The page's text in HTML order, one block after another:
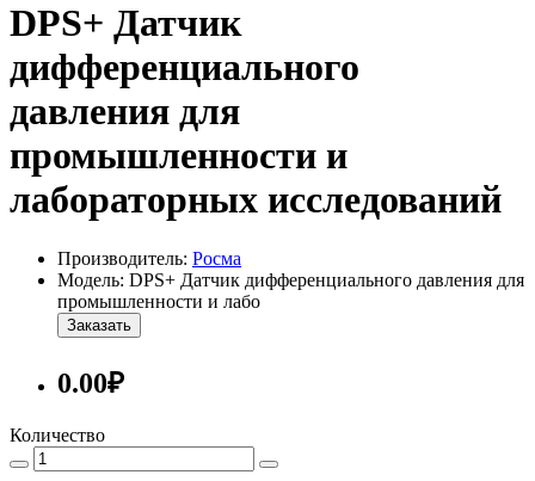
DPS+ Датчик
дифференциального
давления для
промышленности и
лабораторных исследований
Производитель: Росма
Модель: DPS+ Датчик дифференциального давления для
промышленности и лабо
Заказать
0.00₽
Количество